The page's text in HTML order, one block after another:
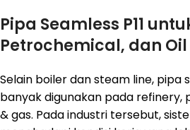
Pipa Seamless P11
Petrochemical, dan Oil
Selain boiler dan steam line, pipa
banyak digunakan pada refinery,
& gas. Pada industri tersebut,